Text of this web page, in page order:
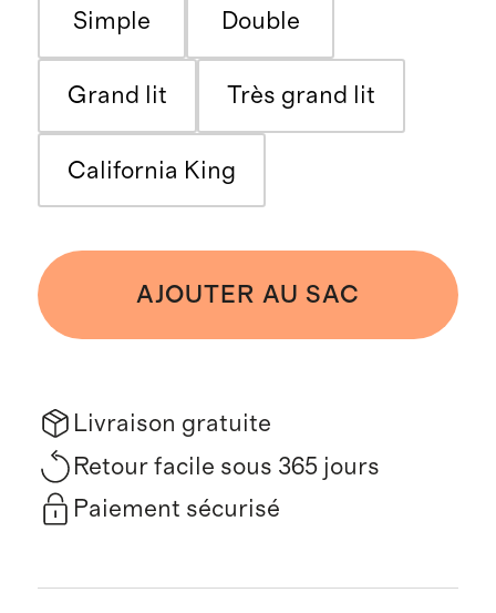
Simple Double
Grand lit Très grand lit
California King
AJOUTER AU SAC
Livraison gratuite
Retour facile sous 365 jours
Paiement sécurisé